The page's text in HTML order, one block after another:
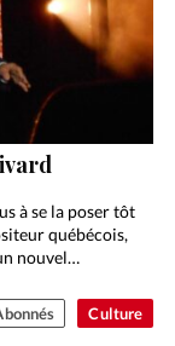
Culture
à se la poser tôt
québécois,
nouvel…